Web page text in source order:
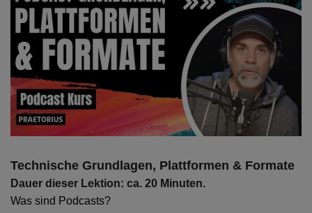
Technische Grundlagen, Plattformen & Formate
Dauer dieser Lektion: ca. 20 Minuten.
Was sind Podcasts?